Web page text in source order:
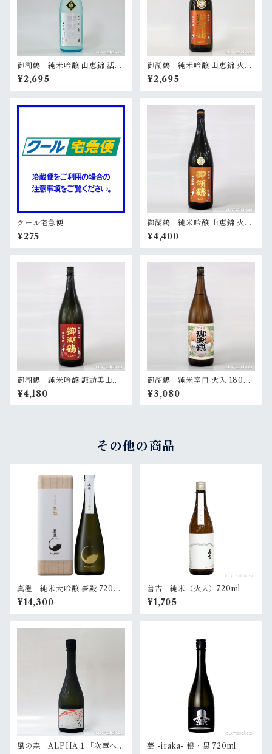
御湖鶴 純米吟醸 山恵錦 活性
にごり生酒 720ml
¥2,695
御湖鶴 純米吟醸 山恵錦 火入
720ml
¥2,695
クール宅急便
¥275
御湖鶴 純米吟醸 山恵錦 火入
1800ml
¥4,400
御湖鶴 純米吟醸 諏訪美山錦
火入 1800ml
¥4,180
御湖鶴 純米辛口 火入 1800
ml
¥3,080
その他の商品
真澄 純米大吟醸 夢殿 720ml
（桐箱入）
¥14,300
善吉 純米（火入）720ml
¥1,705
風の森 ALPHA１「次章への
甍 -iraka- 銀・黒 720ml